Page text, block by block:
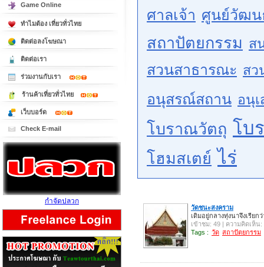
ศาลเจ้า ศูนย์วัฒน
สถาปัตยกรรม ส
สวนสาธารณะ สว
อนุสรณ์สถาน อนุ
โบราณวัตถุ โบ
โฮมสเตย์ ไร่
วัดชนะสงคราม
เดิมอยู่กลางทุ่งนาจึงเรียก
เข้าชม: 49 | ความคิดเห็น:
Tags : วัด สถาปัตยกรรม
Game Online
ทำไมต้อง เที่ยวทั่วไทย
ติดต่อลงโฆษณา
ติดต่อเรา
ร่วมงานกับเรา
ร้านค้าเที่ยวทั่วไทย
เว็บบอร์ด
Check E-mail
กำจัดปลวก